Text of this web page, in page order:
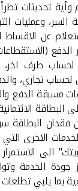
وأية تحديثات
السر، وعمليات
عن الاقساط
الدفع
لحساب طرف اخر،
لحساب تجاري،
مسبقة الدفع
البطاقة
فقدان البطاقة
الاخرى
الى
الخدمة
بما يلبي تطلعات